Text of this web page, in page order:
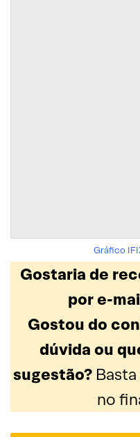
Gráfico
Gostaria de
por e-
Gostou do
dúvida ou
sugestão?
no